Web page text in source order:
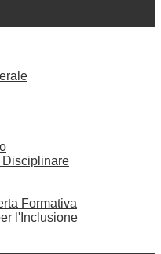
Disciplinare
Formativa
l'Inclusione